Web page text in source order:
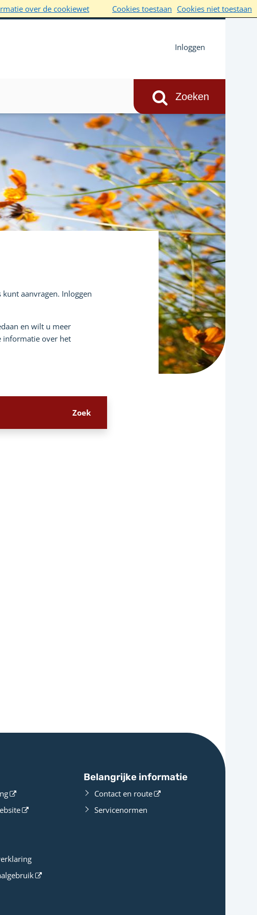
over de cookiewet Cookies toestaan Cookies niet toestaan
Inloggen
aanvragen. Inloggen
en wilt u meer
informatie over het
Belangrijke informatie
Contact en route
Servicenormen